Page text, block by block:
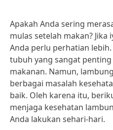
Apakah Anda sering
mulas setelah makan?
Anda perlu perhatian
tubuh yang sangat
makanan. Namun,
berbagai masalah
baik. Oleh karena itu,
menjaga kesehatan
Anda lakukan sehari-hari.